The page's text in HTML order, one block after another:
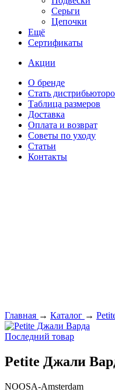
Серьги
Цепочки
Ещё
Сертификаты
Акции
О бренде
Стать
Таблица размеров
Доставка
Оплата и возврат
Советы по уходу
Статьи
Контакты
Главная → Каталог →
Последний товар
Petite Джали
NOOSA-Amsterdam